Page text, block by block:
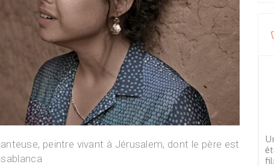
peintre vivant à Jérusalem, dont le père est